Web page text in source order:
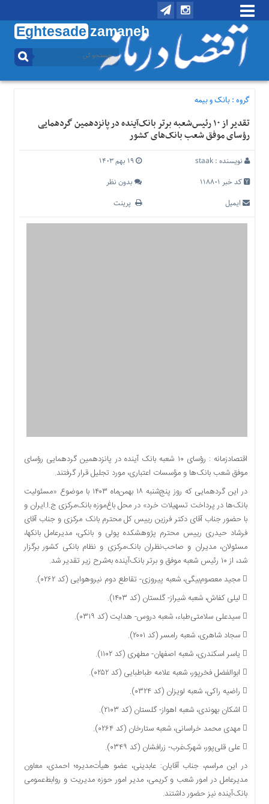
Eghtesade zamaneh
منوی
تماس
درباره
منوی
خانه
اقتصادی
اجتماعی
معدن
نفت
فناوری
منظقه
دسترسی
سریع
تماس
درباره
کتاب
پلیس،امنیت
جامعه
گرایی
رسید
اخبار
سایت
اجتماعی
گروه :بانک و بیمه
تقدیر از ۱۰ رئیس‌شعبه برتر بانک‌آینده در پانزدهمین گردهمایی
رؤسای موفق شعب بانک‌های کشور
نویسنده :staak
۱۹ بهم ۱۴۰۳
کد خبر 118801
بدون نظر
ایمیل
پرینت
اقتصادزمانه : رؤسای ۱۰ شعبه بانک آینده در پانزدهمین گردهمایی رؤسای
موفق شعب بانک‌ها و مؤسسات اعتباری، مورد تجلیل قرار گرفتند.
در این گردهمایی که روز پنج‌شنبه ۱۸ بهمن‌ماه ۱۴۰۳ با موضوع «مسئولیت
بانک‌ها در پرداخت تسهیلات خرد» در محل باغ‌‌موزه بانک‌مرکزی ج.ا.ایران و
با حضور جناب آقای دکتر فرزین رییس کل محترم بانک مرکزی و جناب آقای
فرشاد حیدری رییس محترم پژوهشکده پولی و بانکی، مدیرعامل بانک‎ها،
مسئولان، مدیران و صاحب‌نظران بانک‌‌مرکزی و نظام بانکی کشور برگزار
شد، از ۱۰ رئیس شعبه موفق و برتر بانک‌آینده به‌شرح زیر تقدیر شد.
 مجید معصوم‌بیگی، شعبه پیروزی- تقاطع دوم نیروهوایی (کد ۰۲۶۲).
 لیلی کفاش، شعبه شیراز- گلستان (کد ۱۴۰۳).
 سیدعلی سلامتی‌طباء، شعبه دروس- هدایت (کد ۰۳۱۹).
 سجاد شاهری، شعبه رامسر (کد ۲۰۰۱).
 یاسر اسکندری، شعبه اصفهان- مطهری (کد ۱۱۰۲).
 ابوالفضل فخرپور، شعبه علامه طباطبایی (کد ۰۲۵۲).
 راضیه راکی، شعبه لویزان (کد ۰۳۲۴).
 اشکان بهوندی، شعبه اهواز- گلستان (کد ۲۱۰۳).
 مهدی‌ محمد خراسانی، شعبه ستارخان (کد ۰۲۶۴).
 علی قلی‌پور، شهرک‌غرب- زرافشان (کد ۰۳۴۹).
در این مراسم، جناب آقایان: عابدینی، عضو هیأت‌مدیره؛ احمدی، معاون
مدیرعامل در امور شعب و کریمی، مدیر امور حوزه مدیریت و روابط‌عمومی
بانک‌آینده نیز حضور داشتند.